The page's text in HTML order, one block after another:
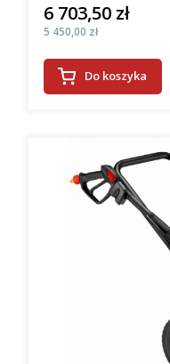
Cena
6 703,50 zł
Cena
5 450,00 zł
Do koszyka